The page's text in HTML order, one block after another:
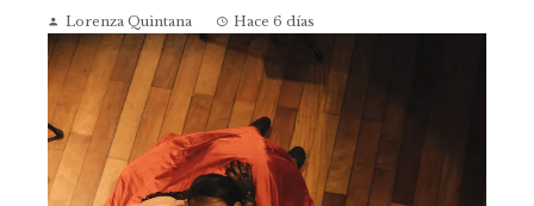
Lorenza Quintana Hace 6 días